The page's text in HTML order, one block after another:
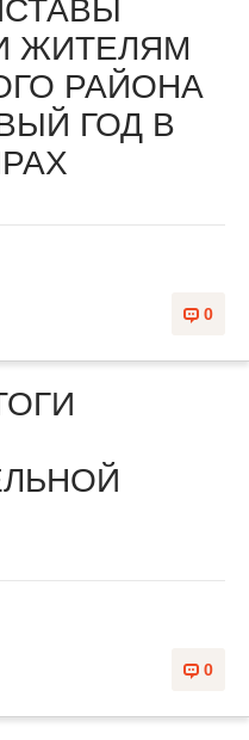
ЖИТЕЛЯМ
РАЙОНА
ГОД В
0
0